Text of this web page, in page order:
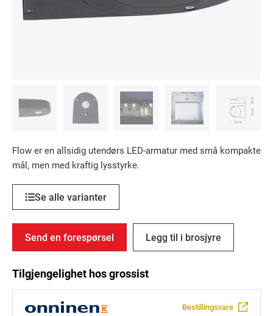
Flow er en allsidig utendørs LED-armatur med små kompakte
mål, men med kraftig lysstyrke.
Se alle varianter
Send en forespørsel Legg til i brosjyre
Tilgjengelighet hos grossist
Bestillingsvare